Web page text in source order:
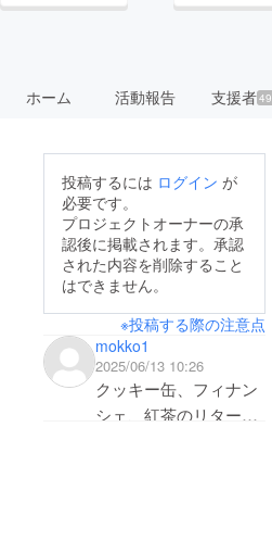
ホーム 活動報告 支援者49
投稿するには ログイン が
必要です。
プロジェクトオーナーの承
認後に掲載されます。承認
された内容を削除すること
はできません。
※投稿する際の注意点
mokko1
2025/06/13 10:26
クッキー缶、フィナン
シェ、紅茶のリターン